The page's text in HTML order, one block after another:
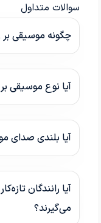
سوالات متداول
چگونه موسیقی بر
آیا نوع موسیقی بر
آیا بلندی صدای
آیا رانندگان
می‌گیرند؟